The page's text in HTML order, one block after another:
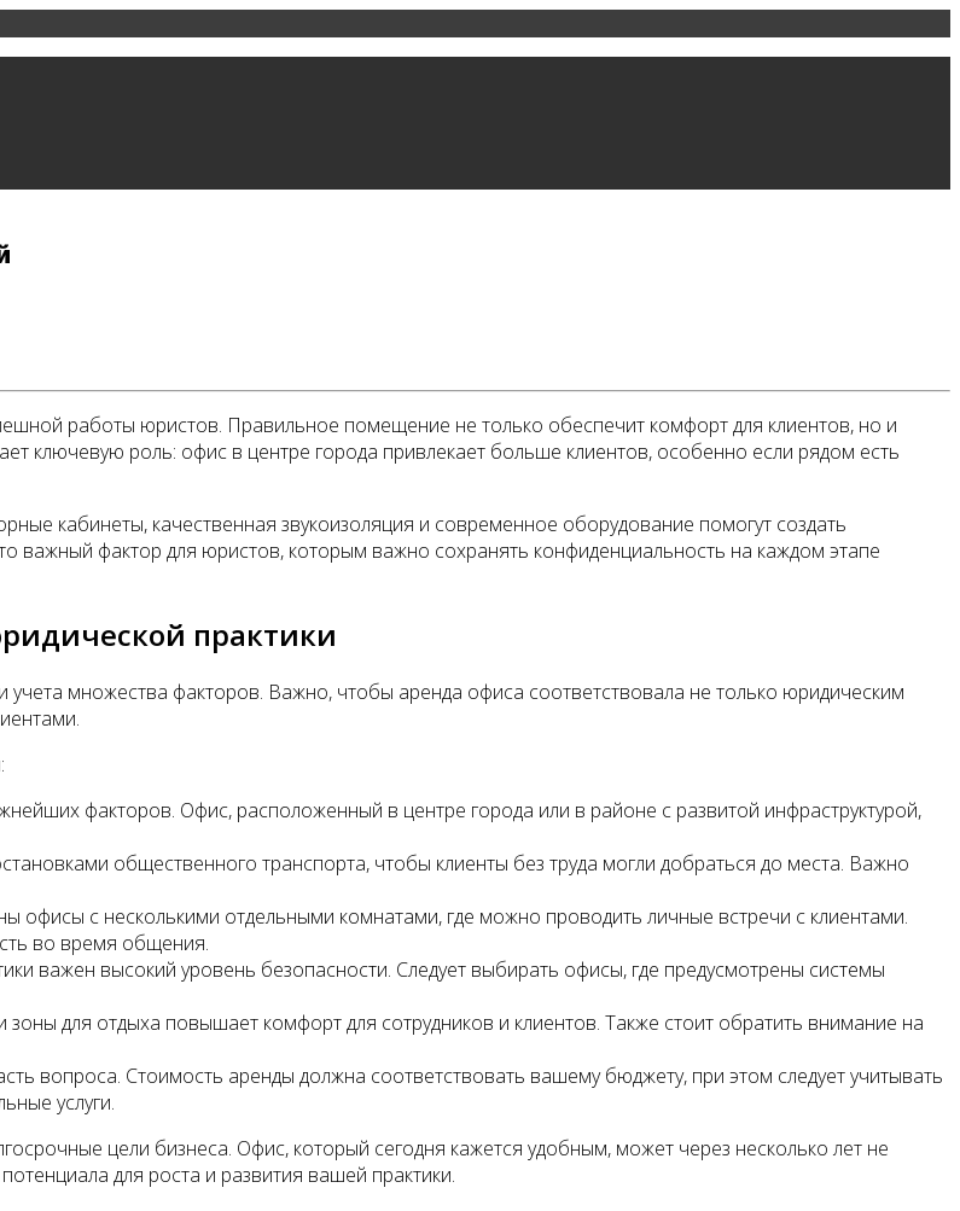
работы юристов. Правильное помещение не только обеспечит комфорт для клиентов, но и
ключевую роль: офис в центре города привлекает больше клиентов, особенно если рядом есть
кабинеты, качественная звукоизоляция и современное оборудование помогут создать
важный фактор для юристов, которым важно сохранять конфиденциальность на каждом этапе
практики
множества факторов. Важно, чтобы аренда офиса соответствовала не только юридическим
факторов. Офис, расположенный в центре города или в районе с развитой инфраструктурой,
общественного транспорта, чтобы клиенты без труда могли добраться до места. Важно
офисы с несколькими отдельными комнатами, где можно проводить личные встречи с клиентами.
во время общения.
важен высокий уровень безопасности. Следует выбирать офисы, где предусмотрены системы
для отдыха повышает комфорт для сотрудников и клиентов. Также стоит обратить внимание на
вопроса. Стоимость аренды должна соответствовать вашему бюджету, при этом следует учитывать
услуги.
цели бизнеса. Офис, который сегодня кажется удобным, может через несколько лет не
для роста и развития вашей практики.